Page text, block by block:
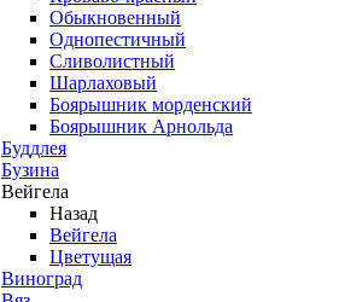
Обыкновенный
Однопестичный
Сливолистный
Шарлаховый
Боярышник морденский
Боярышник Арнольда
Буддлея
Бузина
Вейгела
Назад
Вейгела
Цветущая
Виноград